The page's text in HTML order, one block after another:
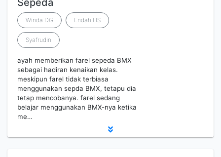
Sepeda
Winda DG Endah HS
Syafrudin
ayah memberikan farel sepeda BMX
sebagai hadiran kenaikan kelas.
meskipun farel tidak terbiasa
menggunakan sepda BMX, tetapu dia
tetap mencobanya. farel sedang
belajar menggunakan BMX-nya ketika
me…